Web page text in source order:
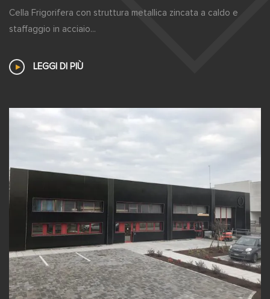
Cella Frigorifera con struttura metallica zincata a caldo e
staffaggio in acciaio...
LEGGI DI PIÙ